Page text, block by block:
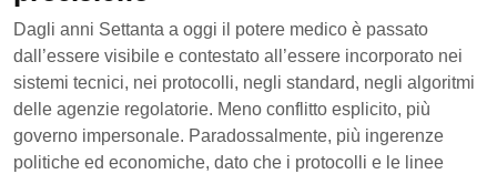
Dagli anni Settanta a oggi il potere medico è passato
dall’essere visibile e contestato all’essere incorporato nei
sistemi tecnici, nei protocolli, negli standard, negli algoritmi
delle agenzie regolatorie. Meno conflitto esplicito, più
governo impersonale. Paradossalmente, più ingerenze
politiche ed economiche, dato che i protocolli e le linee